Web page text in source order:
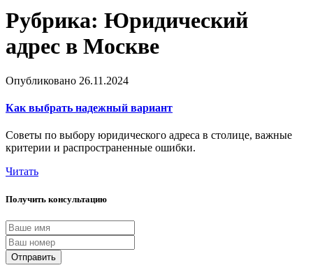
Рубрика: Юридический
адрес в Москве
Опубликовано 26.11.2024
Как выбрать надежный вариант
Советы по выбору юридического адреса в столице, важные
критерии и распространенные ошибки.
Читать
Получить консультацию
Отправить